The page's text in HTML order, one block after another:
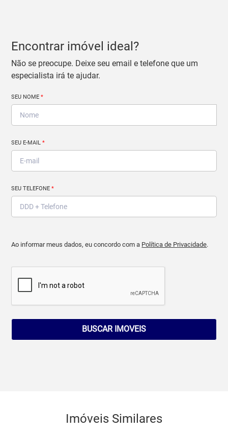
Encontrar imóvel ideal?
Não se preocupe. Deixe seu email e telefone que um
especialista irá te ajudar.
SEU NOME*
SEU E-MAIL*
SEU TELEFONE*
Ao informar meus dados, eu concordo com a Política de Privacidade.
BUSCAR IMOVEIS
Imóveis Similares